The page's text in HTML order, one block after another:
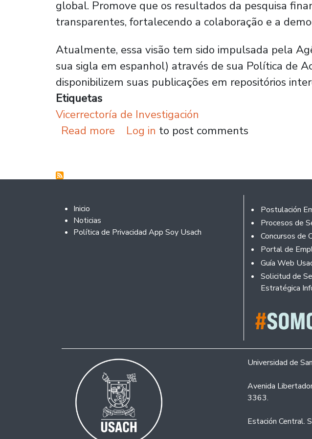
global. Promove que os resultados da pesquisa
transparentes, fortalecendo a colaboração e a
Atualmente, essa visão tem sido impulsada pela
sua sigla em espanhol) através de sua Política de
disponibilizem suas publicações em repositórios
Etiquetas
Vicerrectoría de Investigación
Read more about A Usach fortalece a integração
Log in to post comments
Footer 2
Inicio
Noticias
Política de Privacidad App Soy Usach
Rodapé
Postulación
Procesos de
Concursos de
Portal de
Guía Web
Solicitud de
Estratégica
Universidad de
Avenida
3363.
Estación Central.